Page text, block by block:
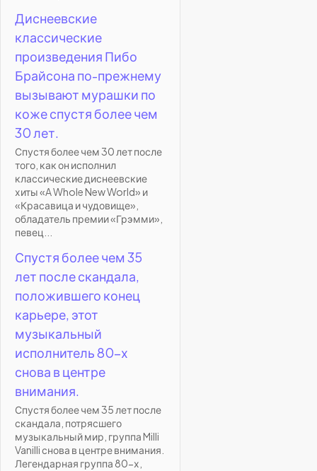
Диснеевские
классические
произведения Пибо
Брайсона по-прежнему
вызывают мурашки по
коже спустя более чем
30 лет.
Спустя более чем 30 лет после
того, как он исполнил
классические диснеевские
хиты «A Whole New World» и
«Красавица и чудовище»,
обладатель премии «Грэмми»,
певец...
Спустя более чем 35
лет после скандала,
положившего конец
карьере, этот
музыкальный
исполнитель 80-х
снова в центре
внимания.
Спустя более чем 35 лет после
скандала, потрясшего
музыкальный мир, группа Milli
Vanilli снова в центре внимания.
Легендарная группа 80-х,